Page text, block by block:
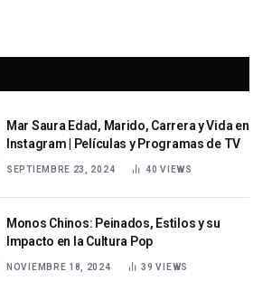
Mar Saura Edad, Marido, Carrera y Vida en
Instagram | Películas y Programas de TV
SEPTIEMBRE 23, 2024 40VIEWS
Monos Chinos: Peinados, Estilos y su
Impacto en la Cultura Pop
NOVIEMBRE 18, 2024 39VIEWS